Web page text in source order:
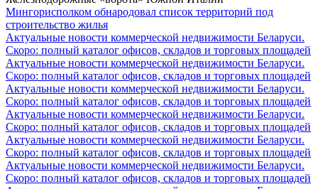
Мингорисполком обнародовал список территорий под
строительство жилья
Актуальные новости коммерческой недвижимости Беларуси.
Скоро: полный каталог офисов, складов и торговых площадей
Актуальные новости коммерческой недвижимости Беларуси.
Скоро: полный каталог офисов, складов и торговых площадей
Актуальные новости коммерческой недвижимости Беларуси.
Скоро: полный каталог офисов, складов и торговых площадей
Актуальные новости коммерческой недвижимости Беларуси.
Скоро: полный каталог офисов, складов и торговых площадей
Актуальные новости коммерческой недвижимости Беларуси.
Скоро: полный каталог офисов, складов и торговых площадей
Актуальные новости коммерческой недвижимости Беларуси.
Скоро: полный каталог офисов, складов и торговых площадей